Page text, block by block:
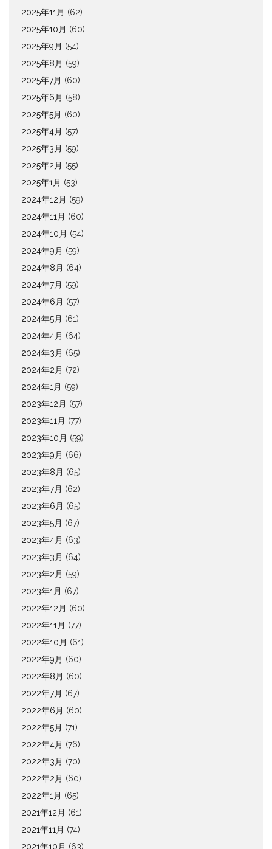
2025年11月 (62)
2025年10月 (60)
2025年9月 (54)
2025年8月 (59)
2025年7月 (60)
2025年6月 (58)
2025年5月 (60)
2025年4月 (57)
2025年3月 (59)
2025年2月 (55)
2025年1月 (53)
2024年12月 (59)
2024年11月 (60)
2024年10月 (54)
2024年9月 (59)
2024年8月 (64)
2024年7月 (59)
2024年6月 (57)
2024年5月 (61)
2024年4月 (64)
2024年3月 (65)
2024年2月 (72)
2024年1月 (59)
2023年12月 (57)
2023年11月 (77)
2023年10月 (59)
2023年9月 (66)
2023年8月 (65)
2023年7月 (62)
2023年6月 (65)
2023年5月 (67)
2023年4月 (63)
2023年3月 (64)
2023年2月 (59)
2023年1月 (67)
2022年12月 (60)
2022年11月 (77)
2022年10月 (61)
2022年9月 (60)
2022年8月 (60)
2022年7月 (67)
2022年6月 (60)
2022年5月 (71)
2022年4月 (76)
2022年3月 (70)
2022年2月 (60)
2022年1月 (65)
2021年12月 (61)
2021年11月 (74)
2021年10月 (63)